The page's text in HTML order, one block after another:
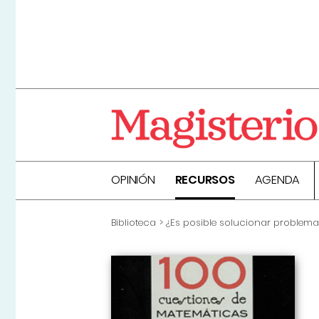
OPINIÓN RECURSOS AGENDA
Biblioteca ¿Es posible solucionar